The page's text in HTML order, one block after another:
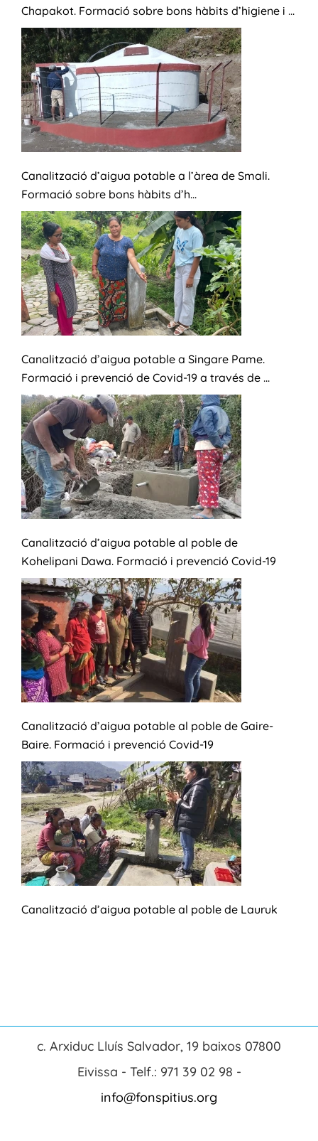
Chapakot. Formació sobre bons hàbits d’higiene i ...
Canalització d’aigua potable a l’àrea de Smali.
Formació sobre bons hàbits d’h...
Canalització d’aigua potable a Singare Pame.
Formació i prevenció de Covid-19 a través de ...
Canalització d’aigua potable al poble de
Kohelipani Dawa. Formació i prevenció Covid-19
Canalització d’aigua potable al poble de Gaire-
Baire. Formació i prevenció Covid-19
Canalització d’aigua potable al poble de Lauruk
c. Arxiduc Lluís Salvador, 19 baixos 07800
Eivissa - Telf.: 971 39 02 98 -
info@fonspitius.org